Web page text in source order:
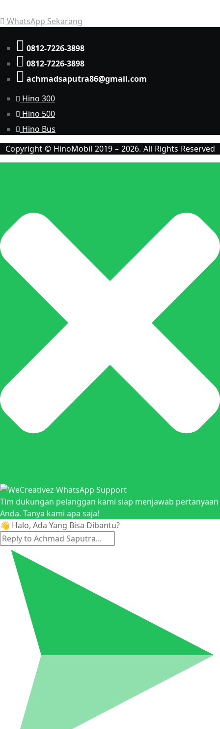
WhatsApp Sekarang
0812-7226-3898
0812-7226-3898
achmadsaputra86@gmail.com
Hino 300
Hino 500
Hino Bus
Copyright © HinoMobil 2019 – 2026. All Rights Reserved
Tim dukungan pelanggan kami siap menjawab pertanyaan
Anda. Tanya kami apa saja!
👋 Halo, Ada Yang Bisa Dibantu?